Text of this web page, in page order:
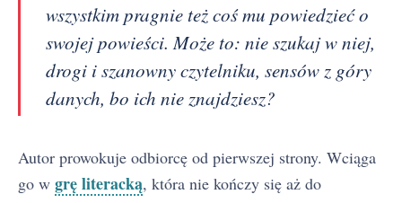
wszystkim pragnie też coś mu powiedzieć o
swojej powieści. Może to: nie szukaj w niej,
drogi i szanowny czytelniku, sensów z góry
danych, bo ich nie znajdziesz?
Autor prowokuje odbiorcę od pierwszej strony. Wciąga
go w grę literacką, która nie kończy się aż do